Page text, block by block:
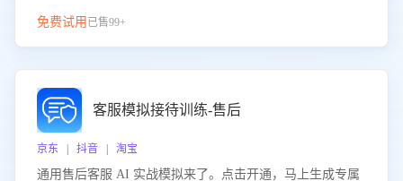
免费试用 已售99+
客服模拟接待训练-售后
京东 | 抖音 | 淘宝
通用售后客服 AI 实战模拟来了。点击开通，马上生成专属